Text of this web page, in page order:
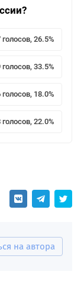
голосов, 26.5%
голосов, 33.5%
голосов, 18.0%
голосов, 22.0%
на автора